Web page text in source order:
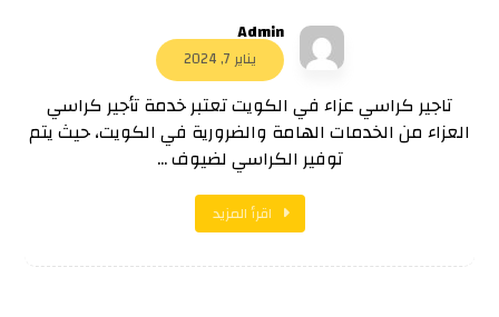
Admin
يناير 7, 2024
تاجير كراسي عزاء في الكويت تعتبر خدمة تأجير كراسي
العزاء من الخدمات الهامة والضرورية في الكويت، حيث يتم
توفير الكراسي لضيوف ...
اقرأ المزيد